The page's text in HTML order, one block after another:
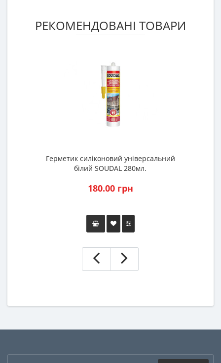
РЕКОМЕНДОВАНІ ТОВАРИ
Герметик силіконовий універсальний
білий SOUDAL 280мл.
180.00 грн